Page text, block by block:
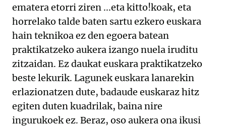
ematera etorri ziren ...eta kitto!koak, eta
horrelako talde baten sartu ezkero euskara
hain teknikoa ez den egoera batean
praktikatzeko aukera izango nuela iruditu
zitzaidan. Ez daukat euskara praktikatzeko
beste lekurik. Lagunek euskara lanarekin
erlazionatzen dute, badaude euskaraz hitz
egiten duten kuadrilak, baina nire
ingurukoek ez. Beraz, oso aukera ona ikusi